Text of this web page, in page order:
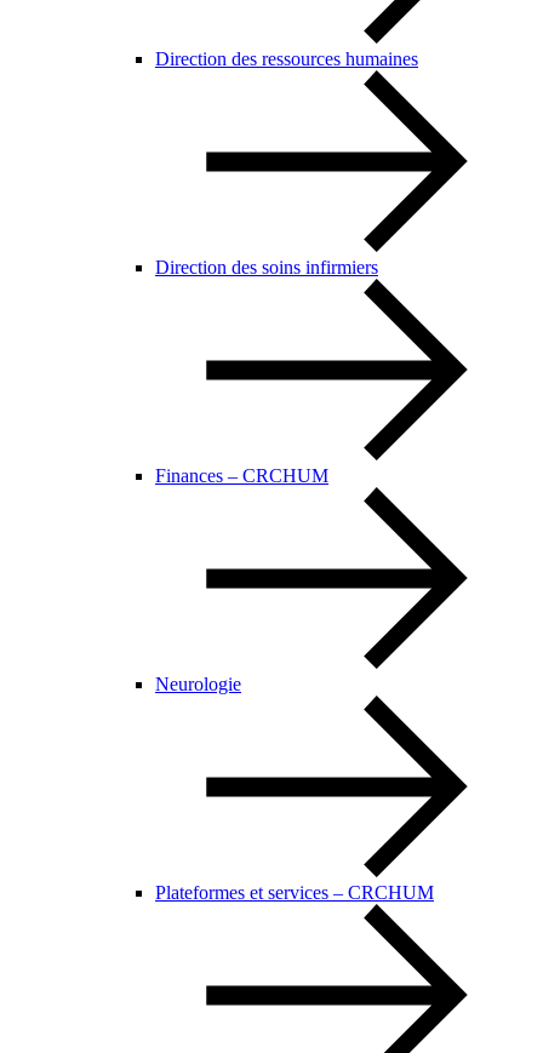
Direction des ressources humaines
Direction des soins infirmiers
Finances – CRCHUM
Neurologie
Plateformes et services – CRCHUM